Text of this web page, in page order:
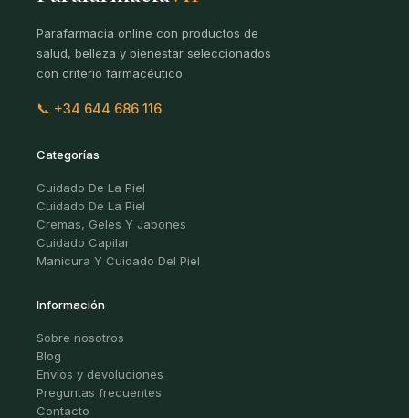
Parafarmacia online con productos de
salud, belleza y bienestar seleccionados
con criterio farmacéutico.
📞 +34 644 686 116
Categorías
Cuidado De La Piel
Cuidado De La Piel
Cremas, Geles Y Jabones
Cuidado Capilar
Manicura Y Cuidado Del Piel
Información
Sobre nosotros
Blog
Envíos y devoluciones
Preguntas frecuentes
Contacto